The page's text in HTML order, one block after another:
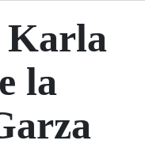
Karla
la